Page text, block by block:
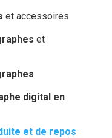
et accessoires
et
digital en
et de repos